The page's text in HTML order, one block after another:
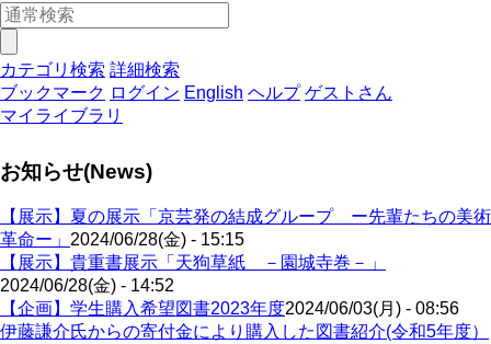
カテゴリ検索 詳細検索
ブックマーク ログイン English ヘルプ ゲストさん
マイライブラリ
お知らせ(News)
【展示】夏の展示「京芸発の結成グループ ー先輩たちの美術
革命ー」 2024/06/28(金) - 15:15
【展示】貴重書展示「天狗草紙 －園城寺巻－」
2024/06/28(金) - 14:52
【企画】学生購入希望図書2023年度2024/06/03(月) - 08:56
伊藤謙介氏からの寄付金により購入した図書紹介(令和5年度）